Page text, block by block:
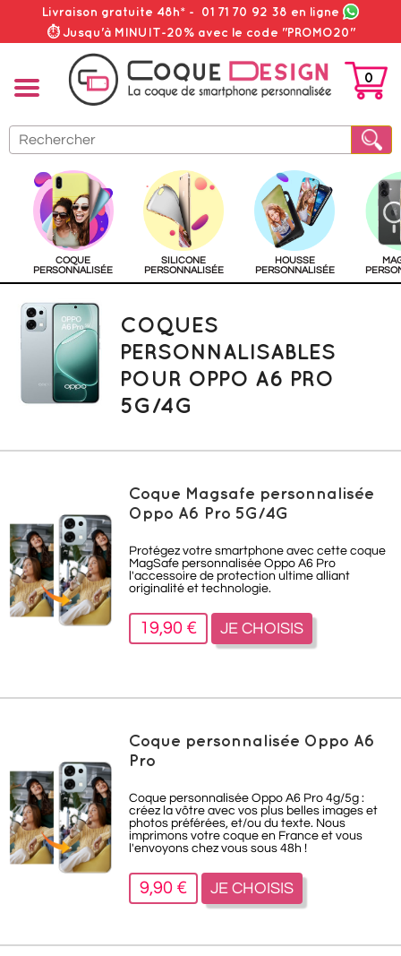
Livraison gratuite 48h* - 01 71 70 92 38 en ligne
⏱ Jusqu'à MINUIT-20% avec le code "PROMO20"
PANIER
0
COQUE
PERSONNALISÉE
SILICONE
PERSONNALISÉE
HOUSSE
PERSONNALISÉE
COQUES
PERSONNALISABLES
POUR OPPO A6 PRO
5G/4G
Coque Magsafe personnalisée
Oppo A6 Pro 5G/4G
Protégez votre smartphone avec cette coque
MagSafe personnalisée Oppo A6 Pro
l'accessoire de protection ultime alliant
originalité et technologie.
19,90 € JE CHOISIS
Coque personnalisée Oppo A6
Pro
Coque personnalisée Oppo A6 Pro 4g/5g :
créez la vôtre avec vos plus belles images et
photos préférées, et/ou du texte. Nous
imprimons votre coque en France et vous
l'envoyons chez vous sous 48h !
9,90 € JE CHOISIS